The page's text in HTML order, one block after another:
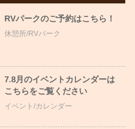
RVパークのご予約はこちら！
休憩所/RVパーク
7.8月のイベントカレンダーは
こちらをご覧ください
イベント/カレンダー